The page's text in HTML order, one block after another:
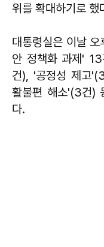
위를 확대하기로 했
대통령실은 이날
안 정책화 과제'
건), '공정성 제고
활불편 해소'(3건)
다.